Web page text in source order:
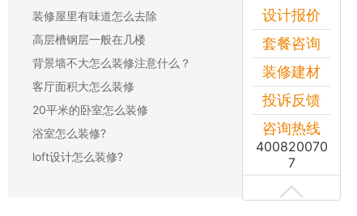
设计报价
套餐咨询
装修建材
投诉反馈
咨询热线
400820070
7
装修屋里有味道怎么去除
高层槽钢层一般在几楼
背景墙不大怎么装修注意什么？
客厅面积大怎么装修
20平米的卧室怎么装修
浴室怎么装修?
loft设计怎么装修?